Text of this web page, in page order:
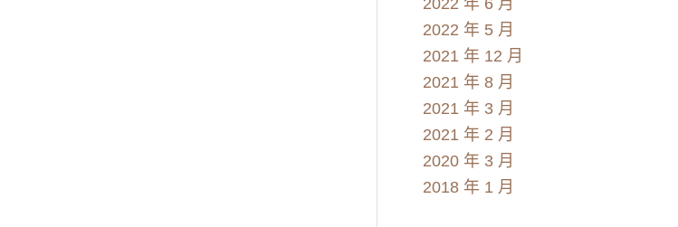
2022 年 6 月
2022 年 5 月
2021 年 12 月
2021 年 8 月
2021 年 3 月
2021 年 2 月
2020 年 3 月
2018 年 1 月